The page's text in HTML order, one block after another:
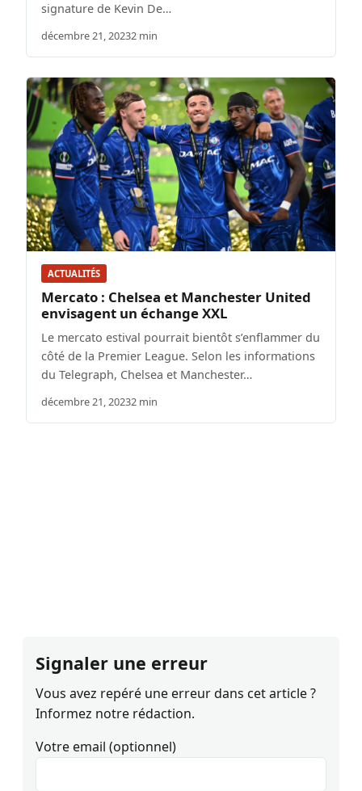
signature de Kevin De…
décembre 21, 20232 min
ACTUALITÉS
Mercato : Chelsea et Manchester United
envisagent un échange XXL
Le mercato estival pourrait bientôt s’enflammer du
côté de la Premier League. Selon les informations
du Telegraph, Chelsea et Manchester…
décembre 21, 20232 min
Signaler une erreur
Vous avez repéré une erreur dans cet article ?
Informez notre rédaction.
Votre email (optionnel)